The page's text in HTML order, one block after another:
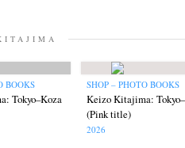
BOOKS
Tokyo–Koza
SHOP – PHOTO BOOKS
Keizo Kitajima:
(Pink title)
2026